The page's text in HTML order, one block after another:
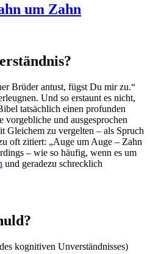
um Zahn
Brüder antust, fügst Du mir zu.“
Und so erstaunt es nicht,
tatsächlich einen profunden
vorgebliche und ausgesprochen
Gleichem zu vergelten – als Spruch
oft zitiert: „Auge um Auge – Zahn
– wie so häufig, wenn es um
und geradezu schrecklich
kognitiven Unverständnisses)